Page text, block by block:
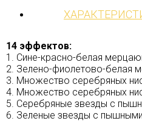
14 эффектов:
1. Сине-красно-белая
2. Зелено-фиолетово-белая
3. Множество серебряных
4. Множество серебряных
5. Серебряные звезды с
6. Зеленые звезды с